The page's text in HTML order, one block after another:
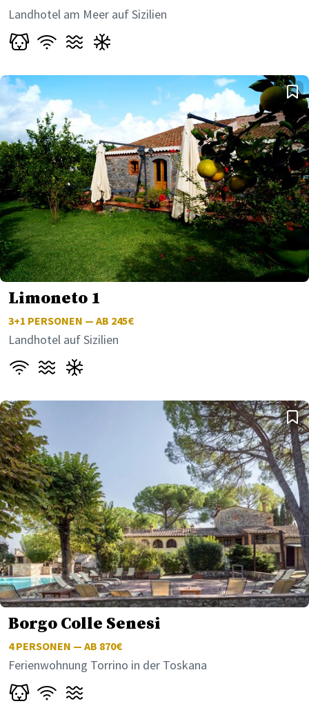
Landhotel am Meer auf Sizilien
Limoneto 1
3+1 PERSONEN — AB 245€
Landhotel auf Sizilien
Borgo Colle Senesi
4PERSONEN — AB 870€
Ferienwohnung Torrino in der Toskana